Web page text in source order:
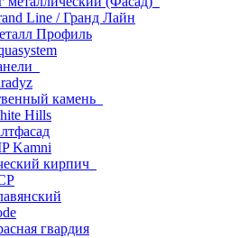
Line / Гранд Лайн
Профиль
камень
Hills
Kamni
кирпич
гвардия